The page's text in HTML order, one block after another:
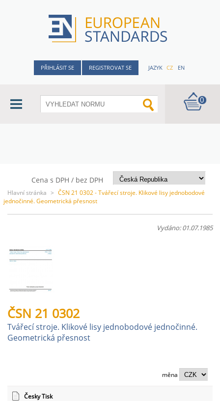
PŘIHLÁSIT SE REGISTROVAT SE JAZYK CZ EN
0
Cena s DPH / bez DPH
Hlavní stránka > ČSN 21 0302 - Tvářecí stroje. Klikové lisy jednobodové
jednočinné. Geometrická přesnost
Vydáno: 01.07.1985
ČSN 21 0302
Tvářecí stroje. Klikové lisy jednobodové jednočinné.
Geometrická přesnost
měna
Česky Tisk